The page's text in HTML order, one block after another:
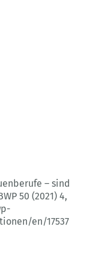
– sind
50 (2021) 4,
en/17537